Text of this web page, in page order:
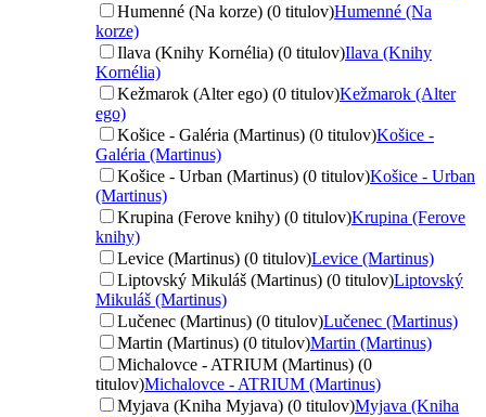
Humenné (Na korze) (0 titulov)Humenné (Na
korze)
Ilava (Knihy Kornélia) (0 titulov)Ilava (Knihy
Kornélia)
Kežmarok (Alter ego) (0 titulov)Kežmarok (Alter
ego)
Košice - Galéria (Martinus) (0 titulov)Košice -
Galéria (Martinus)
Košice - Urban (Martinus) (0 titulov)Košice - Urban
(Martinus)
Krupina (Ferove knihy) (0 titulov)Krupina (Ferove
knihy)
Levice (Martinus) (0 titulov)Levice (Martinus)
Liptovský Mikuláš (Martinus) (0 titulov)Liptovský
Mikuláš (Martinus)
Lučenec (Martinus) (0 titulov)Lučenec (Martinus)
Martin (Martinus) (0 titulov)Martin (Martinus)
Michalovce - ATRIUM (Martinus) (0
titulov)Michalovce - ATRIUM (Martinus)
Myjava (Kniha Myjava) (0 titulov)Myjava (Kniha